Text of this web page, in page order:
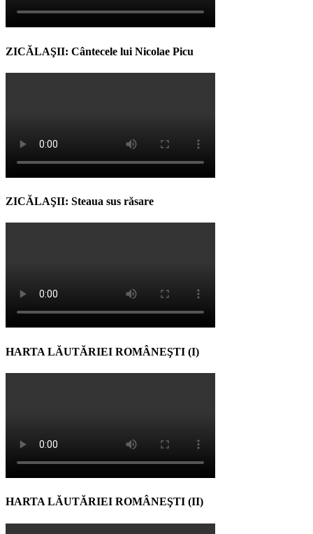
ZICĂLAŞII: Cântecele lui Nicolae Picu
ZICĂLAŞII: Steaua sus răsare
HARTA LĂUTĂRIEI ROMÂNEŞTI (I)
HARTA LĂUTĂRIEI ROMÂNEŞTI (II)